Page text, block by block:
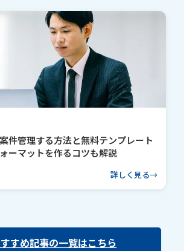
件管理する方法と無料テンプレート
ーマットを作るコツも解説
詳しく見る
すめ記事の一覧はこちら